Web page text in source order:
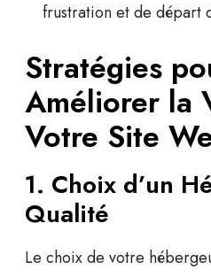
frustration et de départ
Stratégies
Améliorer la
Votre Site
1. Choix d’un
Qualité
Le choix de votre